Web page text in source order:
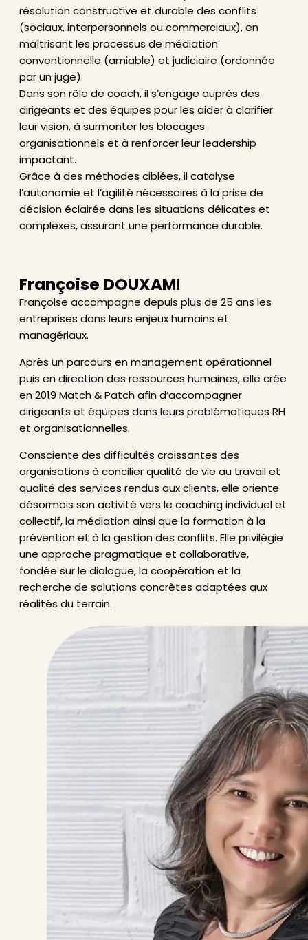
résolution constructive et durable des conflits
(sociaux, interpersonnels ou commerciaux), en
maîtrisant les processus de médiation
conventionnelle (amiable) et judiciaire (ordonnée
par un juge).
Dans son rôle de coach, il s’engage auprès des
dirigeants et des équipes pour les aider à clarifier
leur vision, à surmonter les blocages
organisationnels et à renforcer leur leadership
impactant.
Grâce à des méthodes ciblées, il catalyse
l’autonomie et l’agilité nécessaires à la prise de
décision éclairée dans les situations délicates et
complexes, assurant une performance durable.
Françoise DOUXAMI
Françoise accompagne depuis plus de 25 ans les
entreprises dans leurs enjeux humains et
managériaux.
Après un parcours en management opérationnel
puis en direction des ressources humaines, elle crée
en 2019 Match & Patch afin d’accompagner
dirigeants et équipes dans leurs problématiques RH
et organisationnelles.
Consciente des difficultés croissantes des
organisations à concilier qualité de vie au travail et
qualité des services rendus aux clients, elle oriente
désormais son activité vers le coaching individuel et
collectif, la médiation ainsi que la formation à la
prévention et à la gestion des conflits. Elle privilégie
une approche pragmatique et collaborative,
fondée sur le dialogue, la coopération et la
recherche de solutions concrètes adaptées aux
réalités du terrain.